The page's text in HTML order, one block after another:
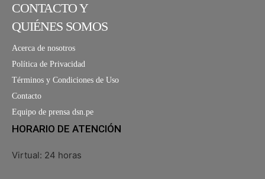
CONTACTO Y
QUIÉNES SOMOS
Acerca de nosotros
Política de Privacidad
Términos y Condiciones de Uso
Contacto
Equipo de prensa dsn.pe
HORARIO DE ATENCIÓN
Virtual: 24 horas